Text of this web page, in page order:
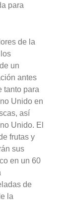
para
de la
un
antes
tanto para
Unido en
así
Unido. El
frutas y
sus
en un 60
de
la